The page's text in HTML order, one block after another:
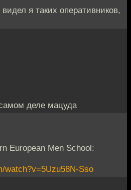
я таких оперативников,
деле мацуда
European Men School:
watch?v=5Uzu58N-Sso